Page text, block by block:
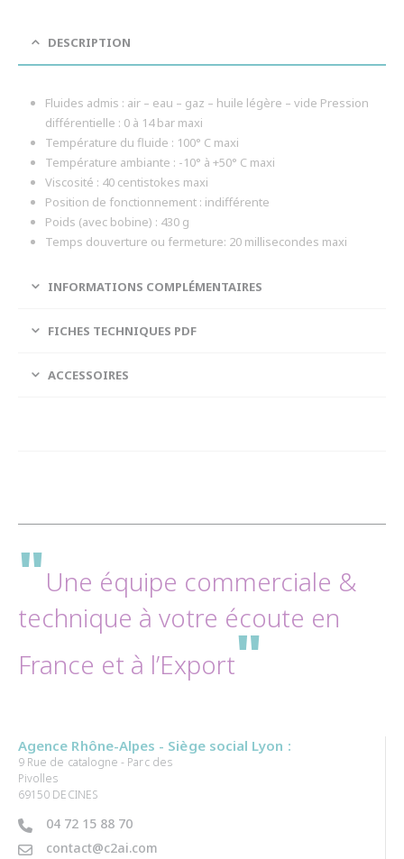
DESCRIPTION
Fluides admis : air – eau – gaz – huile légère – vide Pression
différentielle : 0 à 14 bar maxi
Température du fluide : 100° C maxi
Température ambiante : -10° à +50° C maxi
Viscosité : 40 centistokes maxi
Position de fonctionnement : indifférente
Poids (avec bobine) : 430 g
Temps douverture ou fermeture: 20 millisecondes maxi
INFORMATIONS COMPLÉMENTAIRES
FICHES TECHNIQUES PDF
ACCESSOIRES
"Une équipe commerciale &
technique à votre écoute en
France et à l’Export"
Agence Rhône-Alpes - Siège social Lyon :
9 Rue de catalogne - Parc des
Pivolles
69150 DECINES
04 72 15 88 70
contact@c2ai.com